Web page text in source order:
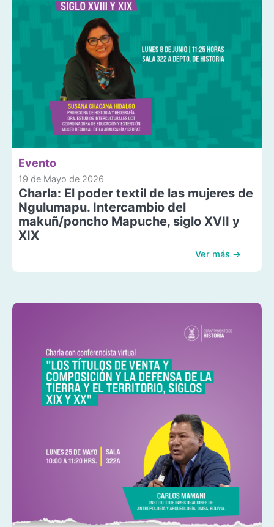
Evento
19 de Mayo de 2026
Charla: El poder textil de las mujeres de
Ngulumapu. Intercambio del
makuñ/poncho Mapuche, siglo XVII y
XIX
Ver más →